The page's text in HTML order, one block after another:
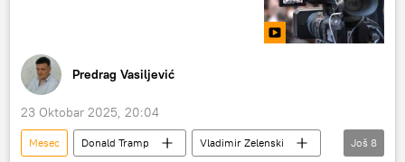
Predrag Vasiljević
23 Oktobar 2025, 20:04
Mesec Donald Tramp
Vladimir Zelenski
Još 8